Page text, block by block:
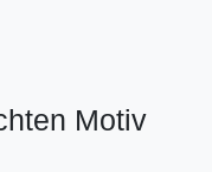
Motiv